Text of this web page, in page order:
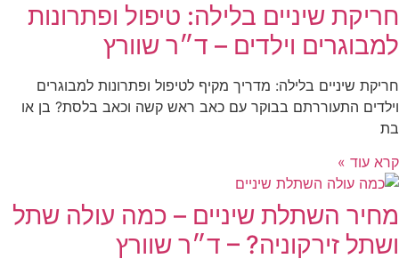
חריקת שיניים בלילה: טיפול ופתרונות
למבוגרים וילדים – ד״ר שוורץ
חריקת שיניים בלילה: מדריך מקיף לטיפול ופתרונות למבוגרים
וילדים התעוררתם בבוקר עם כאב ראש קשה וכאב בלסת? בן או
בת
קרא עוד »
מחיר השתלת שיניים – כמה עולה שתל
ושתל זירקוניה? – ד״ר שוורץ